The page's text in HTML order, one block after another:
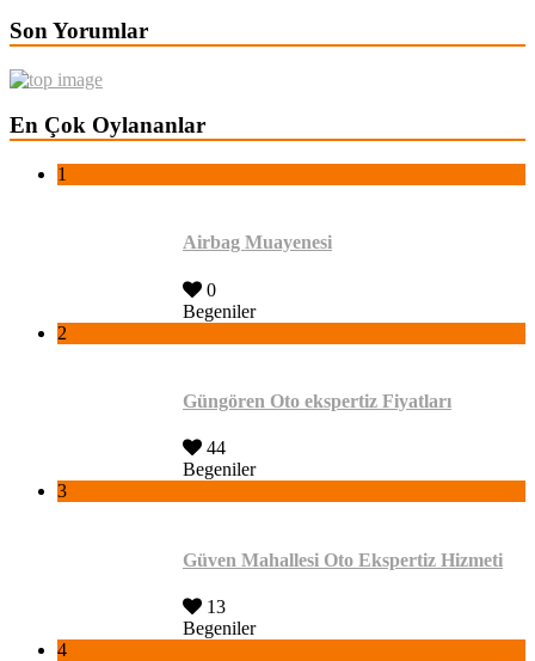
Son Yorumlar
En Çok Oylananlar
1
Airbag Muayenesi
0
Begeniler
2
Güngören Oto ekspertiz Fiyatları
44
Begeniler
3
Güven Mahallesi Oto Ekspertiz Hizmeti
13
Begeniler
4